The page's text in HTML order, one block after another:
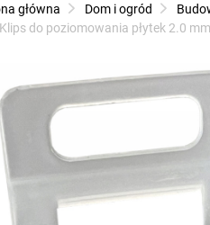
główna Dom i ogród
Klips do poziomowania płytek 2.0